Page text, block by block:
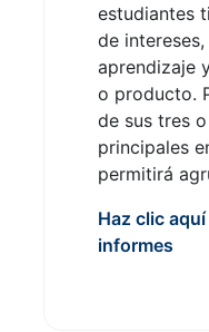
estudiantes
de
aprendizaje
o producto.
de sus tres
principales
permitirá
Haz clic
informes